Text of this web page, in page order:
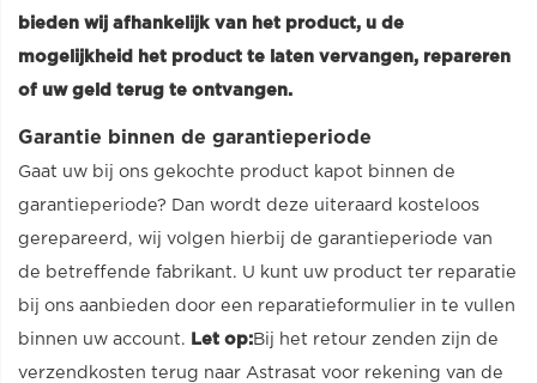
bieden wij afhankelijk van het product, u de
mogelijkheid het product te laten vervangen, repareren
of uw geld terug te ontvangen.
Garantie binnen de garantieperiode
Gaat uw bij ons gekochte product kapot binnen de
garantieperiode? Dan wordt deze uiteraard kosteloos
gerepareerd, wij volgen hierbij de garantieperiode van
de betreffende fabrikant. U kunt uw product ter reparatie
bij ons aanbieden door een reparatieformulier in te vullen
binnen uw account. Let op:Bij het retour zenden zijn de
verzendkosten terug naar Astrasat voor rekening van de